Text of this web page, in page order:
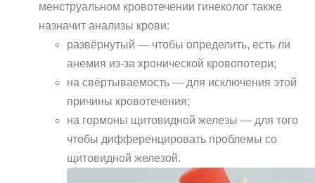
менструальном кровотечении гинеколог также
назначит анализы крови:
развёрнутый — чтобы определить, есть ли
анемия из-за хронической кровопотери;
на свёртываемость — для исключения этой
причины кровотечения;
на гормоны щитовидной железы — для того
чтобы дифференцировать проблемы со
щитовидной железой.